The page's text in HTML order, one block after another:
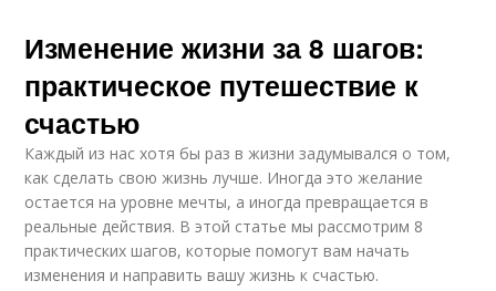
Изменение жизни за 8 шагов:
практическое путешествие к
счастью
Каждый из нас хотя бы раз в жизни задумывался о том,
как сделать свою жизнь лучше. Иногда это желание
остается на уровне мечты, а иногда превращается в
реальные действия. В этой статье мы рассмотрим 8
практических шагов, которые помогут вам начать
изменения и направить вашу жизнь к счастью.